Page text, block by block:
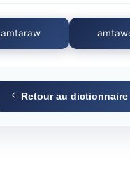
amtaraw
Retour au dictionnaire